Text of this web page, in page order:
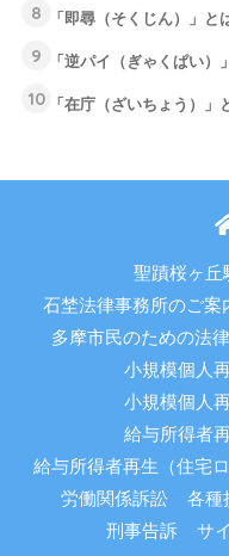
8 「即尋（そくじん）」
9 「逆パイ（ぎゃくぱい
10 「在庁（ざいちょう）
聖蹟桜ヶ丘
石埜法律事務所のご案
多摩市民のための法
小規模個人
小規模個人
給与所得者
給与所得者再生（住宅ロ
労働関係訴訟
各種
刑事告訴
サ